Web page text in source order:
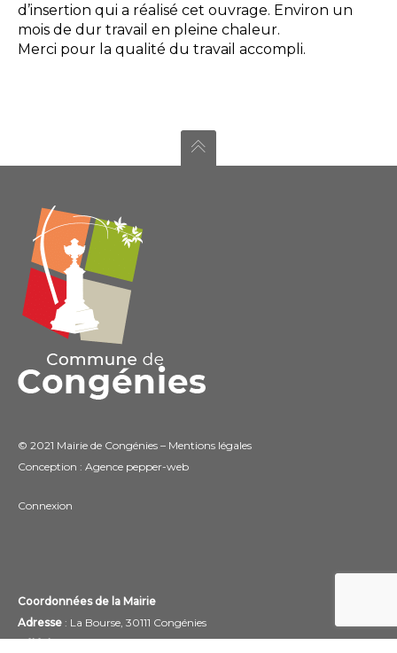
d’insertion qui a réalisé cet ouvrage. Environ un
mois de dur travail en pleine chaleur.
Merci pour la qualité du travail accompli.
© 2021 Mairie de Congénies – Mentions légales
Conception : Agence pepper-web
Connexion
Coordonnées de la Mairie
Adresse : La Bourse, 30111 Congénies